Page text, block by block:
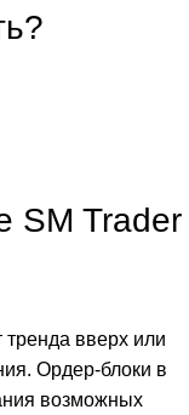
SM Trader
вверх или
Ордер-блоки в
возможных